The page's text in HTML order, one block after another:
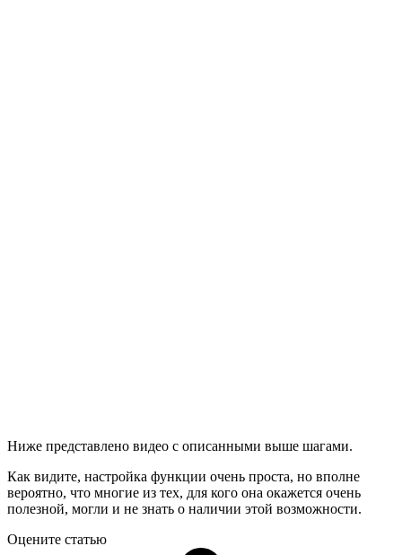
Ниже представлено видео с описанными выше шагами.
Как видите, настройка функции очень проста, но вполне
вероятно, что многие из тех, для кого она окажется очень
полезной, могли и не знать о наличии этой возможности.
Оцените статью